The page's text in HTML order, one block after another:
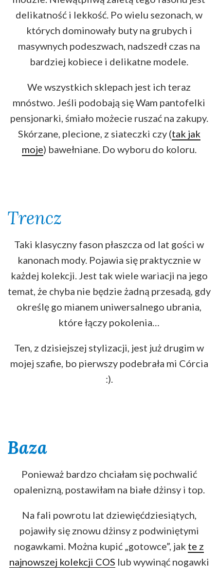
delikatność i lekkość. Po wielu sezonach, w
których dominowały buty na grubych i
masywnych podeszwach, nadszedł czas na
bardziej kobiece i delikatne modele.
We wszystkich sklepach jest ich teraz
mnóstwo. Jeśli podobają się Wam pantofelki
pensjonarki, śmiało możecie ruszać na zakupy.
Skórzane, plecione, z siateczki czy (tak jak
moje) bawełniane. Do wyboru do koloru.
Trencz
Taki klasyczny fason płaszcza od lat gości w
kanonach mody. Pojawia się praktycznie w
każdej kolekcji. Jest tak wiele wariacji na jego
temat, że chyba nie będzie żadną przesadą, gdy
określę go mianem uniwersalnego ubrania,
które łączy pokolenia…
Ten, z dzisiejszej stylizacji, jest już drugim w
mojej szafie, bo pierwszy podebrała mi Córcia
:).
Baza
Ponieważ bardzo chciałam się pochwalić
opalenizną, postawiłam na białe dżinsy i top.
Na fali powrotu lat dziewięćdziesiątych,
pojawiły się znowu dżinsy z podwiniętymi
nogawkami. Można kupić „gotowce”, jak te z
najnowszej kolekcji COS lub wywinąć nogawki